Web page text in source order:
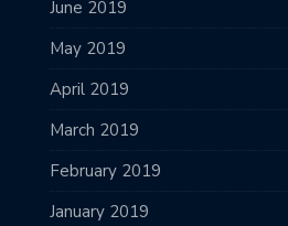
June 2019
May 2019
April 2019
March 2019
February 2019
January 2019